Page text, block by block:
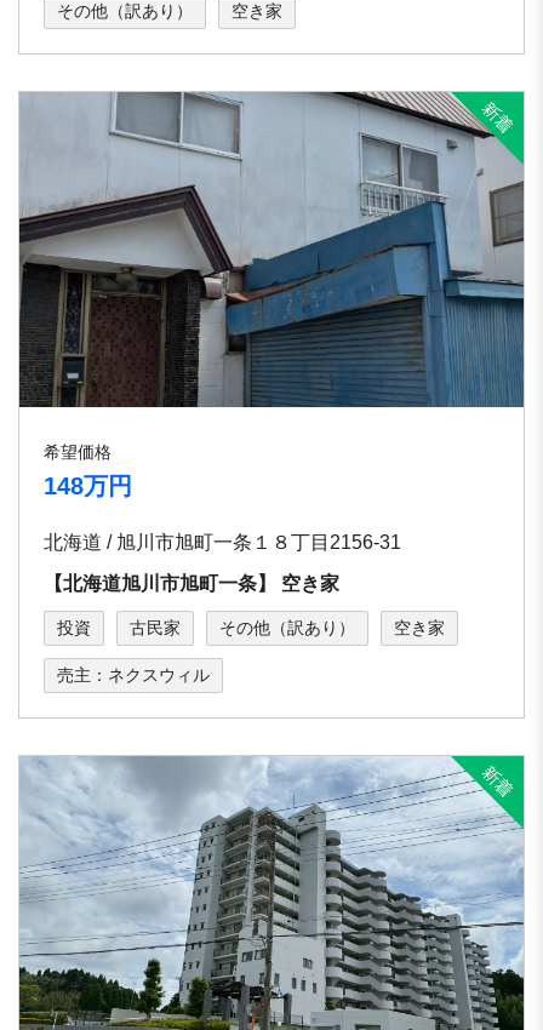
その他（訳あり） 空き家
希望価格
148万円
北海道 / 旭川市旭町⼀条１８丁⽬2156-31
【北海道旭川市旭町⼀条】 空き家
投資 古民家 その他（訳あり） 空き家
売主：ネクスウィル